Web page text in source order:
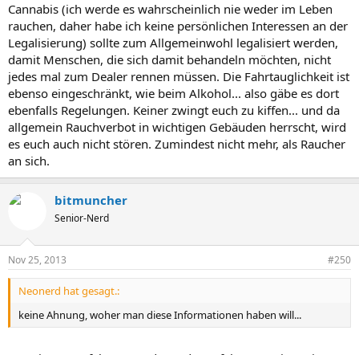
Cannabis (ich werde es wahrscheinlich nie weder im Leben
rauchen, daher habe ich keine persönlichen Interessen an der
Legalisierung) sollte zum Allgemeinwohl legalisiert werden,
damit Menschen, die sich damit behandeln möchten, nicht
jedes mal zum Dealer rennen müssen. Die Fahrtauglichkeit ist
ebenso eingeschränkt, wie beim Alkohol... also gäbe es dort
ebenfalls Regelungen. Keiner zwingt euch zu kiffen... und da
allgemein Rauchverbot in wichtigen Gebäuden herrscht, wird
es euch auch nicht stören. Zumindest nicht mehr, als Raucher
an sich.
bitmuncher
Senior-Nerd
Nov 25, 2013 #250
Neonerd hat gesagt.:
keine Ahnung, woher man diese Informationen haben will...